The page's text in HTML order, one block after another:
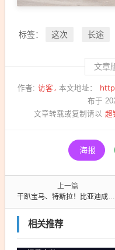
标签： 这次 长途
文章
作者: 访客 本文地址：
布于
文章转载或复制请以 超
海报
上一篇
干趴宝马、特斯拉！比亚迪成英国最大电动汽车品牌
相关推荐